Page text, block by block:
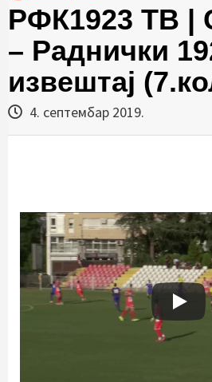
РФК1923 ТВ |
– Раднички
извештај
4. септембар 2019.